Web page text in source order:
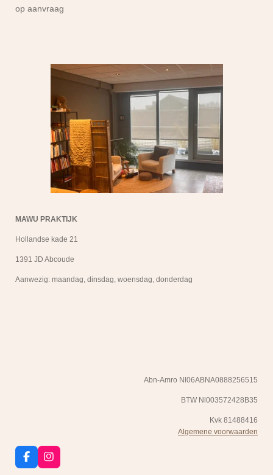
op aanvraag
MAWU PRAKTIJK
Hollandse kade 21
1391 JD Abcoude
Aanwezig: maandag, dinsdag, woensdag, donderdag
Abn-Amro Nl06ABNA0888256515
BTW Nl003572428B35
Kvk 81488416
Algemene voorwaarden
F
a
I
n